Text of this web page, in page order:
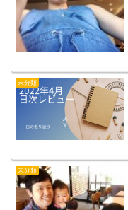
未分類
未分類